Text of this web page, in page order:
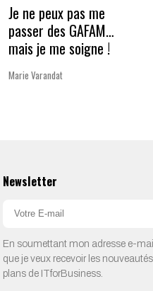
Je ne peux pas me
passer des GAFAM…
mais je me soigne !
Marie Varandat
Newsletter
En soumettant mon adresse e-
que je veux recevoir les
plans de ITforBusiness.